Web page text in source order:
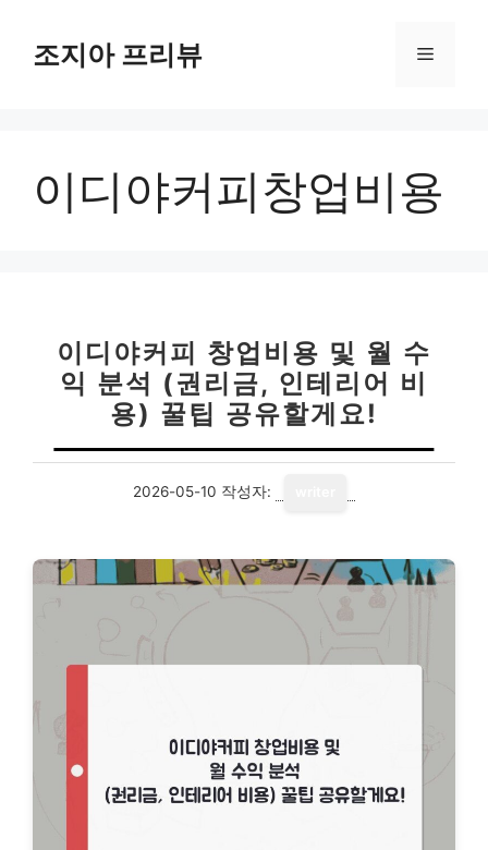
조지아 프리뷰 메
이디야커피창업비용
이디야커피 창업비용 및 월 수
익 분석 (권리금, 인테리어 비
용) 꿀팁 공유할게요!
2026-05-10 작성자: